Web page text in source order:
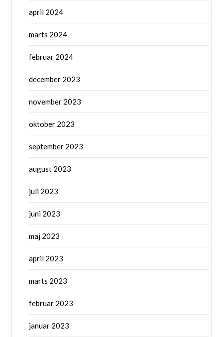
april 2024
marts 2024
februar 2024
december 2023
november 2023
oktober 2023
september 2023
august 2023
juli 2023
juni 2023
maj 2023
april 2023
marts 2023
februar 2023
januar 2023